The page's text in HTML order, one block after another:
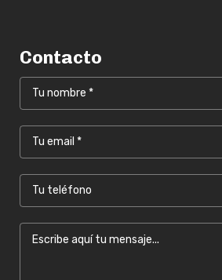
Contacto